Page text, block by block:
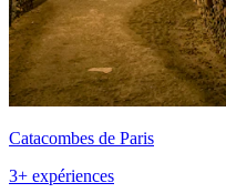
Catacombes de Paris
3+ expériences